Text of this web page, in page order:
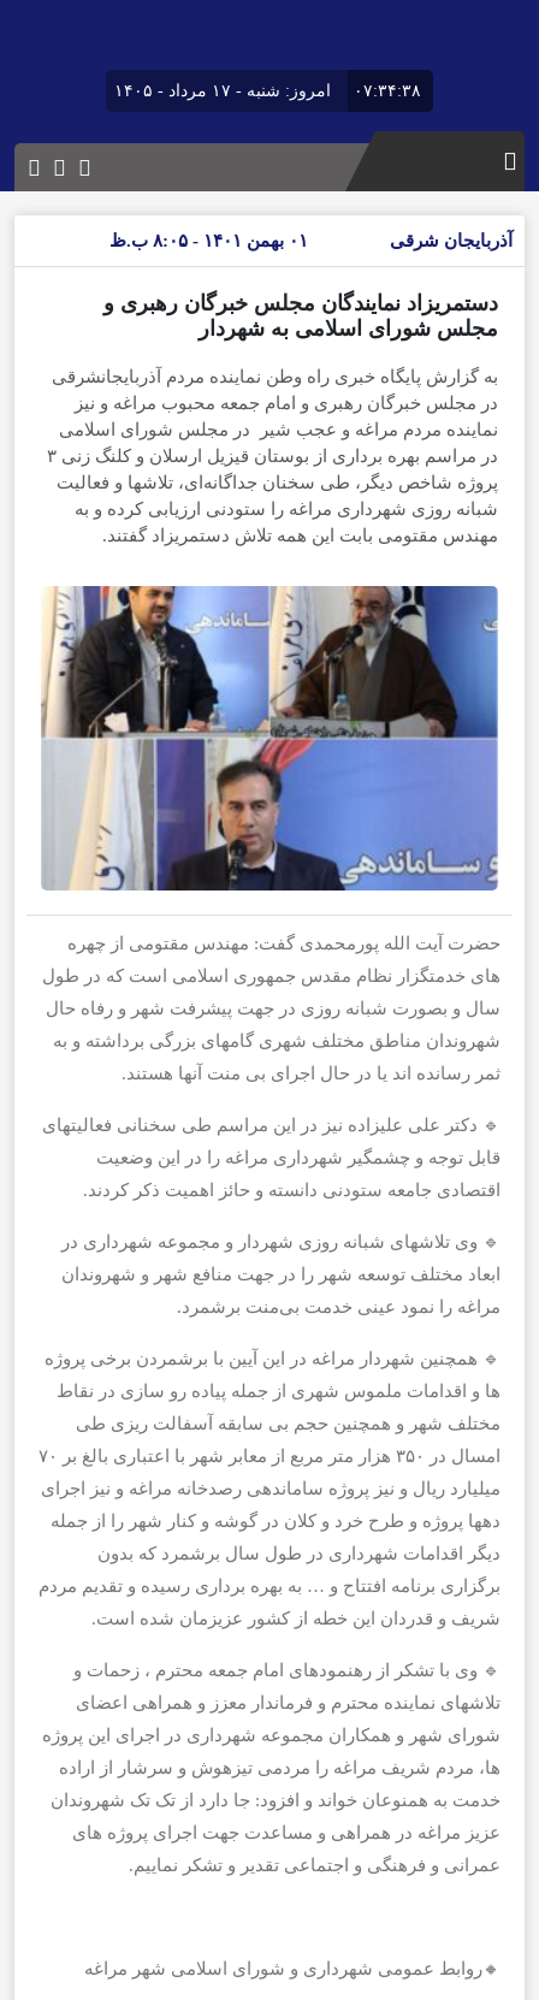
۰۷:۳۴:۳۹ امروز: شنبه - ۱۷ مرداد - ۱۴۰۵
آذربایجان شرقی ۰۱ بهمن ۱۴۰۱ - ۸:۰۵ ب.ظ
دستمریزاد نمایندگان مجلس خبرگان رهبری و
مجلس شورای اسلامی به شهردار
به گزارش پایگاه خبری راه وطن نماینده مردم آذربایجانشرقی
در مجلس خبرگان رهبری و امام جمعه محبوب مراغه و نیز
نماینده مردم مراغه و عجب شیر در مجلس شورای اسلامی
در مراسم بهره برداری از بوستان قیزیل ارسلان و کلنگ زنی ۳
پروژه شاخص دیگر، طی سخنان جداگانه‌ای، تلاشها و فعالیت
شبانه روزی شهرداری مراغه را ستودنی ارزیابی کرده و به
مهندس مقتومی بابت این همه تلاش دستمریزاد گفتند.
حضرت آیت الله پورمحمدی گفت: مهندس مقتومی از چهره
های خدمتگزار نظام مقدس جمهوری اسلامی است که در طول
سال و بصورت شبانه روزی در جهت پیشرفت شهر و رفاه حال
شهروندان مناطق مختلف شهری گامهای بزرگی برداشته و به
ثمر رسانده اند یا در حال اجرای بی منت آنها هستند.
🔹 دکتر علی علیزاده نیز در این مراسم طی سخنانی فعالیتهای
قابل توجه و چشمگیر شهرداری مراغه را در این وضعیت
اقتصادی جامعه ستودنی دانسته و حائز اهمیت ذکر کردند.
🔹 وی تلاشهای شبانه روزی شهردار و مجموعه شهرداری در
ابعاد مختلف توسعه شهر را در جهت منافع شهر و شهروندان
مراغه را نمود عینی خدمت بی‌منت برشمرد.
🔹 همچنین شهردار مراغه در این آیین با برشمردن برخی پروژه
ها و اقدامات ملموس شهری از جمله پیاده رو سازی در نقاط
مختلف شهر و همچنین حجم بی سابقه آسفالت ریزی طی
امسال در ۳۵۰ هزار متر مربع از معابر شهر با اعتباری بالغ بر ۷۰
میلیارد ریال و نیز پروژه ساماندهی رصدخانه مراغه و نیز اجرای
دهها پروژه و طرح خرد و کلان در گوشه و کنار شهر را از جمله
دیگر اقدامات شهرداری در طول سال برشمرد که بدون
برگزاری برنامه افتتاح و … به بهره برداری رسیده و تقدیم مردم
شریف و قدردان این خطه از کشور عزیزمان شده است.
🔹 وی با تشکر از رهنمودهای امام جمعه محترم ، زحمات و
تلاشهای نماینده محترم و فرماندار معزز و همراهی اعضای
شورای شهر و همکاران مجموعه شهرداری در اجرای این پروژه
ها، مردم شریف مراغه را مردمی تیزهوش و سرشار از اراده
خدمت به همنوعان خواند و افزود: جا دارد از تک تک شهروندان
عزیز مراغه در همراهی و مساعدت جهت اجرای پروژه های
عمرانی و فرهنگی و اجتماعی تقدیر و تشکر نماییم.
🔸روابط عمومی شهرداری و شورای اسلامی شهر مراغه